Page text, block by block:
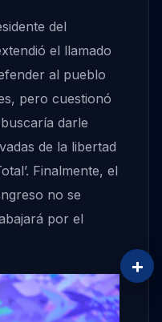
del
el llamado
al pueblo
pero cuestionó
darle
de la libertad
Finalmente, el
no se
por el
+